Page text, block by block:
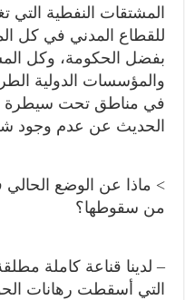
المشتقات النفطية التي
للقطاع المدني في كل
بفضل الحكومة، وكل
والمؤسسات الدولية
في مناطق تحت سيطرة
الحديث عن عدم وجود
> ماذا عن الوضع
من سقوطها؟
– لدينا قناعة كاملة
التي أسقطت رهانات